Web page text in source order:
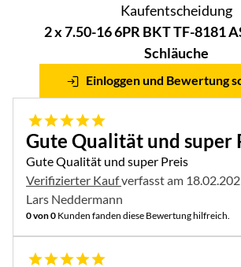
Kaufentscheidung
2 x 7.50-16 6PR BKT TF-8181
Schläuche
Einloggen und Bewertung
5 von 5
Gute Qualität und super
Gute Qualität und super Preis
Verifizierter Kaufverfasst am
Lars Neddermann
0 von 0 Kunden fanden diese Bewertung hilfreich.
5 von 5